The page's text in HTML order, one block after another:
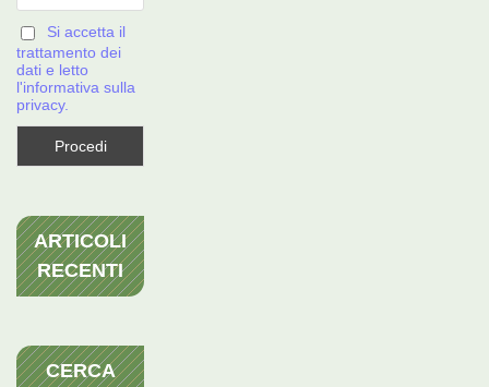
Si accetta il
trattamento dei
dati e letto
l'informativa sulla
privacy.
ARTICOLI
RECENTI
CERCA